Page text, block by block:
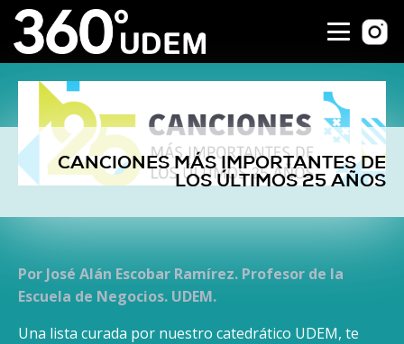
CANCIONES MÁS IMPORTANTES DE
LOS ÚLTIMOS 25 AÑOS
Por José Alán Escobar Ramírez. Profesor de la
Escuela de Negocios. UDEM.
Una lista curada por nuestro catedrático UDEM, te